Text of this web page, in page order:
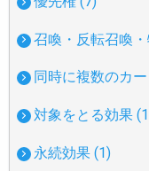
召喚・反転召喚
同時に複数のカ
対象をとる効果
永続効果 (1)